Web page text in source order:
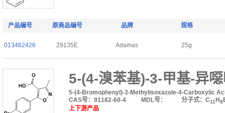
产品编号 原商品编号 品牌 规格
013462426 29135E Adamas 25g
5-(4-溴苯基)-3-甲基-异
5-(4-Bromophenyl)-3-Methylisoxazole-4-Carboxylic
CAS号：91182-60-4
MDL号： 分子式：C11H 8
上下游产品